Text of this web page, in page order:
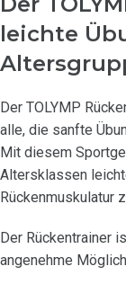
leichte
Der TOLYMP
alle, die sanfte
Mit diesem
Altersklassen
Rückenmuskulatur
Der Rückentrainer
angenehme